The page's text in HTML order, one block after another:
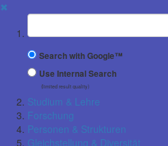
✖
Suchbegriff
Search with Google™
Use Internal Search
(limited result quality)
Studium & Lehre
Forschung
Personen & Strukturen
Gleichstellung & Diversität